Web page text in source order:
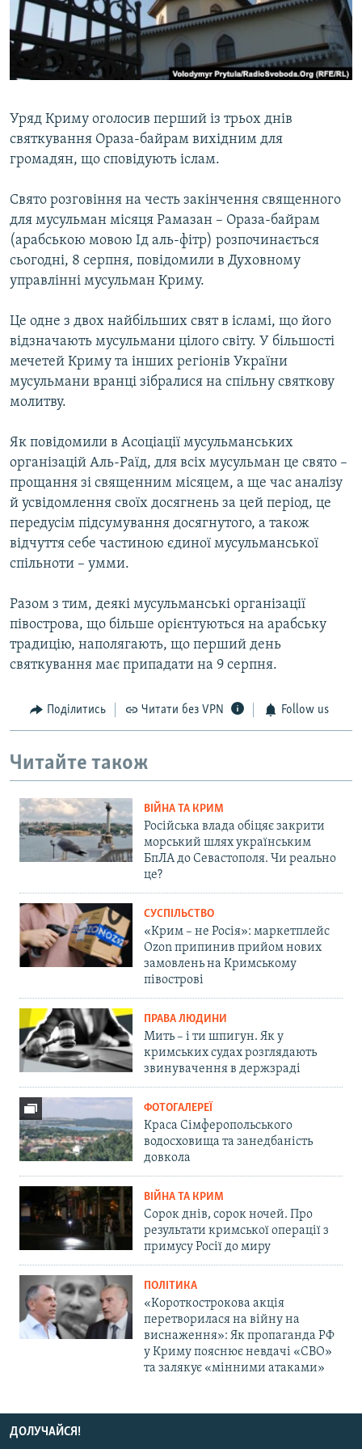
ВІДЕОУРОКИ «ELIFBE»
СВІДЧЕННЯ ОКУПАЦІЇ
УКРАЇНСЬКА ПРОБЛЕМА КРИМУ
Русский
Qırımtatar
Уряд Криму оголосив перший із трьох днів
святкування Ораза-байрам вихідним для
громадян, що сповідують іслам.
Свято розговіння на честь закінчення священного
для мусульман місяця Рамазан – Ораза-байрам
(арабською мовою Ід аль-фітр) розпочинається
сьогодні, 8 серпня, повідомили в Духовному
управлінні мусульман Криму.
Це одне з двох найбільших свят в ісламі, що його
відзначають мусульмани цілого світу. У більшості
мечетей Криму та інших регіонів України
мусульмани вранці зібралися на спільну святкову
молитву.
Як повідомили в Асоціації мусульманських
організацій Аль-Раїд, для всіх мусульман це свято –
прощання зі священним місяцем, а ще час аналізу
й усвідомлення своїх досягнень за цей період, це
передусім підсумування досягнутого, а також
відчуття себе частиною єдиної мусульманської
спільноти – умми.
Разом з тим, деякі мусульманські організації
півострова, що більше орієнтуються на арабську
традицію, наполягають, що перший день
святкування має припадати на 9 серпня.
Поділитись Читати без VPN Follow us
Читайте також
ВІЙНА ТА КРИМ
Російська влада обіцяє закрити
морський шлях українським
БпЛА до Севастополя. Чи реально
це?
СУСПІЛЬСТВО
«Крим – не Росія»: маркетплейс
Ozon припинив прийом нових
замовлень на Кримському
півострові
ПРАВА ЛЮДИНИ
Мить – і ти шпигун. Як у
кримських судах розглядають
звинувачення в держзраді
ФОТОГАЛЕРЕЇ
Краса Сімферопольського
водосховища та занедбаність
довкола
ВІЙНА ТА КРИМ
Сорок днів, сорок ночей. Про
результати кримської операції з
примусу Росії до миру
ПОЛІТИКА
«Короткострокова акція
перетворилася на війну на
виснаження»: Як пропаганда РФ
у Криму пояснює невдачі «СВО»
та залякує «мінними атаками»
ДОЛУЧАЙСЯ!